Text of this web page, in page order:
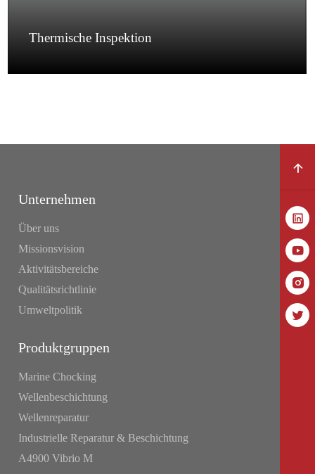
Thermische Inspektion
Unternehmen
Über uns
Missionsvision
Aktivitätsbereiche
Qualitätsrichtlinie
Umweltpolitik
Produktgruppen
Marine Chocking
Wellenbeschichtung
Wellenreparatur
Industrielle Reparatur & Beschichtung
A4900 Vibrio M